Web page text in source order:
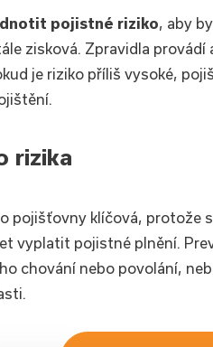
pojistné riziko, aby
zisková. Zpravidla
je riziko příliš vysoké,
rizika
pojišťovny klíčová, protože
vyplatit pojistné plnění.
chování nebo povolání,